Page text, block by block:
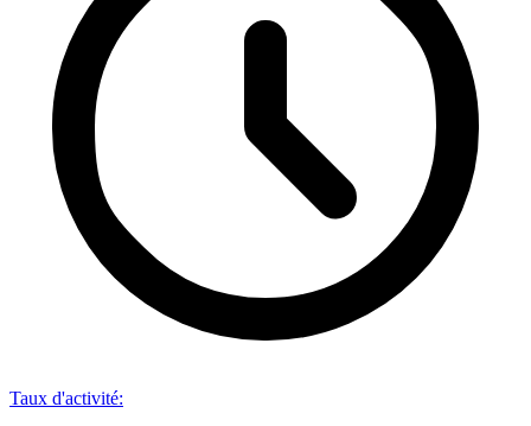
Taux d'activité: